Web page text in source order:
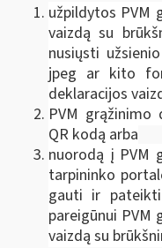
užpildytos PVM
vaizdą su
nusiųsti
jpeg ar kito
deklaracijos
PVM grąžinimo
QR kodą arba
nuorodą į PVM
tarpininko
gauti ir pateikti
pareigūnui PVM
vaizdą su